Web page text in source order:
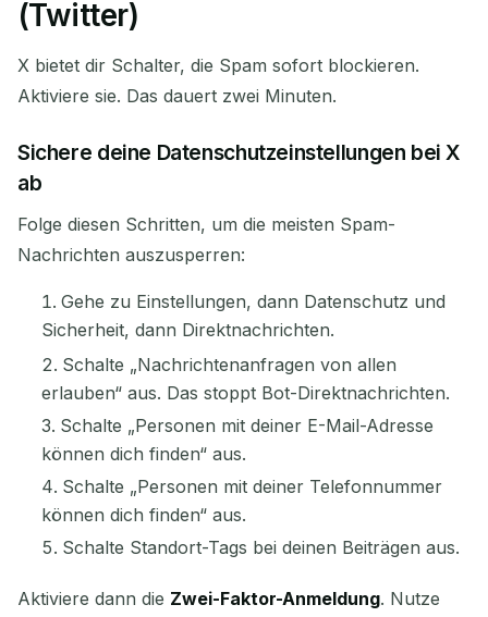
(Twitter)
X bietet dir Schalter, die Spam sofort blockieren.
Aktiviere sie. Das dauert zwei Minuten.
Sichere deine Datenschutzeinstellungen bei X
ab
Folge diesen Schritten, um die meisten Spam-
Nachrichten auszusperren:
Gehe zu Einstellungen, dann Datenschutz und
Sicherheit, dann Direktnachrichten.
Schalte „Nachrichtenanfragen von allen
erlauben“ aus. Das stoppt Bot-Direktnachrichten.
Schalte „Personen mit deiner E-Mail-Adresse
können dich finden“ aus.
Schalte „Personen mit deiner Telefonnummer
können dich finden“ aus.
Schalte Standort-Tags bei deinen Beiträgen aus.
Aktiviere dann die Zwei-Faktor-Anmeldung. Nutze